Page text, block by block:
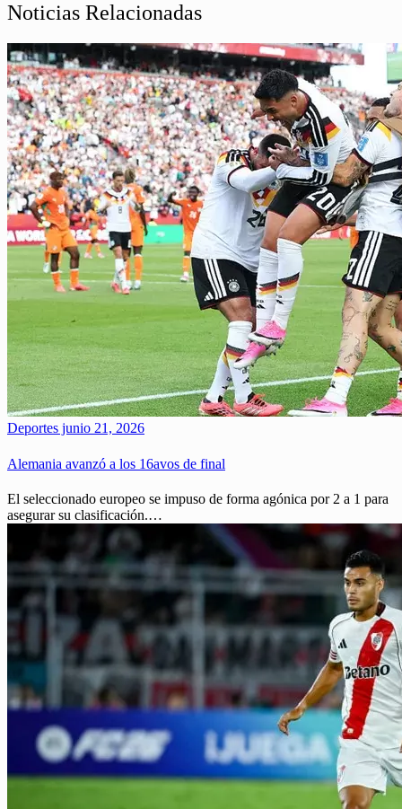
Noticias Relacionadas
Deportes junio 21, 2026
Alemania avanzó a los 16avos de final
El seleccionado europeo se impuso de forma agónica por 2 a 1 para
asegurar su clasificación.…